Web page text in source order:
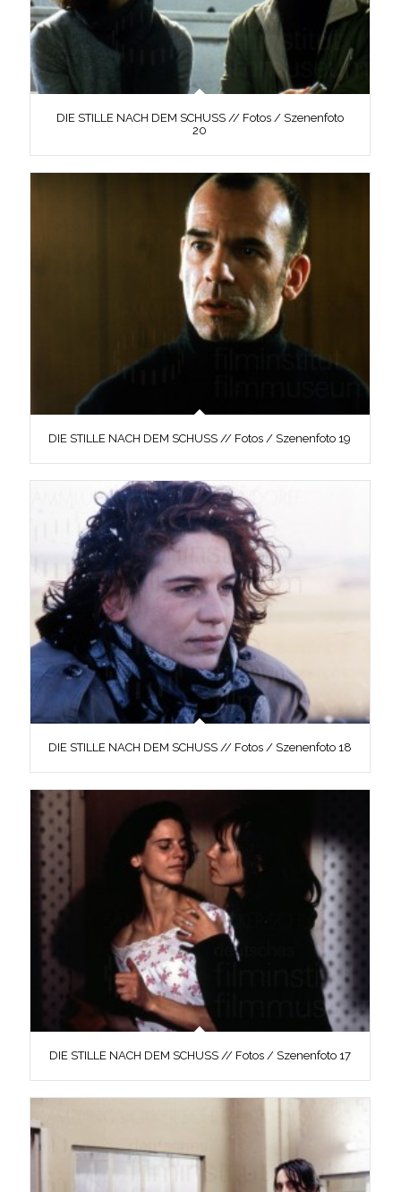
DIE STILLE NACH DEM SCHUSS // Fotos / Szenenfoto
20
DIE STILLE NACH DEM SCHUSS // Fotos / Szenenfoto 19
DIE STILLE NACH DEM SCHUSS // Fotos / Szenenfoto 18
DIE STILLE NACH DEM SCHUSS // Fotos / Szenenfoto 17